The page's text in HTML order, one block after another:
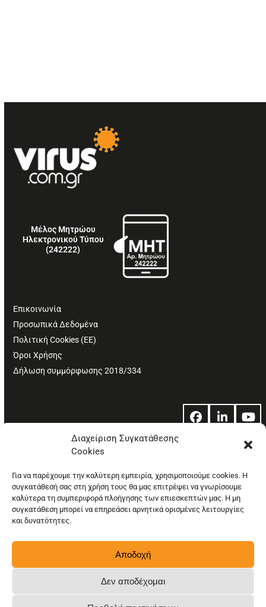
Διαχείριση Συγκατάθεσης
Cookies
Για να παρέχουμε την καλύτερη εμπειρία, χρησιμοποιούμε cookies. Η
συγκατάθεσή σας στη χρήση τους θα μας επιτρέψει να γνωρίσουμε
καλύτερα τη συμπεριφορά πλοήγησης των επιεσκεπτών μας. Η μη
συγκατάθεση μπορεί να επηρεάσει αρνητικά ορισμένες λειτουργίες
και δυνατότητες.
Αποδοχή
Δεν αποδέχομαι
Μέλος Μητρώου
Ηλεκτρονικού Τύπου
(242222)
Επικοινωνία
Προσωπικά Δεδομένα
Πολιτική Cookies (ΕΕ)
Όροι Χρήσης
Δήλωση συμμόρφωσης 2018/334
Facebook
LinkedIn
© Copyright: Ethos Media S.A.